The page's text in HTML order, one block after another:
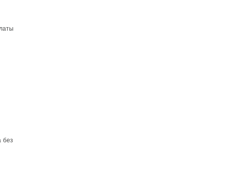
без